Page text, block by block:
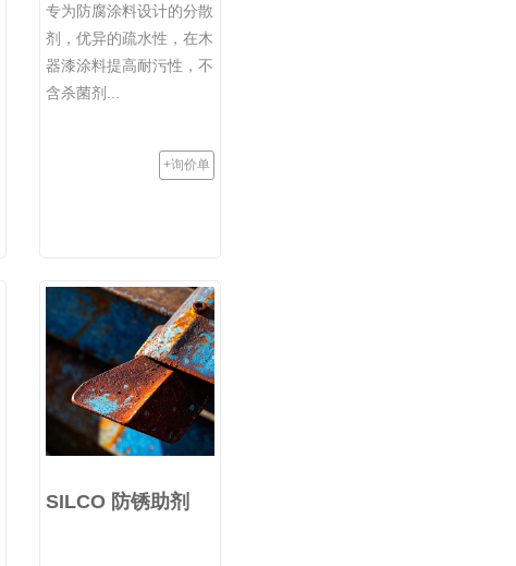
专为防腐涂料设计的分散
剂，优异的疏水性，在木
器漆涂料提高耐污性，不
含杀菌剂...
+询价单
SILCO 防锈助剂